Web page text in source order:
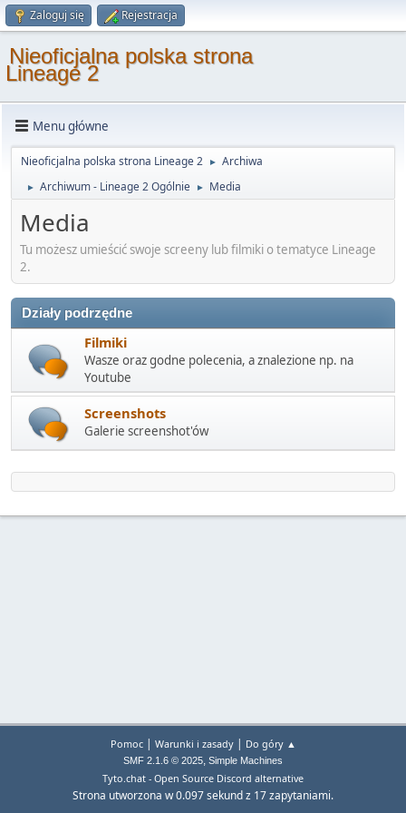
Zaloguj się Rejestracja
Nieoficjalna polska strona
Lineage 2
Menu główne
Nieoficjalna polska strona Lineage 2 ► Archiwa
► Archiwum - Lineage 2 Ogólnie ► Media
Media
Tu możesz umieścić swoje screeny lub filmiki o tematyce Lineage
2.
Działy podrzędne
Filmiki
Wasze oraz godne polecenia, a znalezione np. na
Youtube
Screenshots
Galerie screenshot'ów
Pomoc| Warunki i zasady| Do góry ▲
SMF 2.1.6 © 2025, Simple Machines
Tyto.chat - Open Source Discord alternative
Strona utworzona w 0.097 sekund z 17 zapytaniami.